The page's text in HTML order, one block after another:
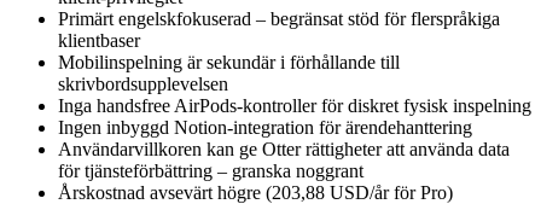
Primärt engelskfokuserad – begränsat stöd för flerspråkiga
klientbaser
Mobilinspelning är sekundär i förhållande till
skrivbordsupplevelsen
Inga handsfree AirPods-kontroller för diskret fysisk inspelning
Ingen inbyggd Notion-integration för ärendehanttering
Användarvillkoren kan ge Otter rättigheter att använda data
för tjänsteförbättring – granska noggrant
Årskostnad avsevärt högre (203,88 USD/år för Pro)